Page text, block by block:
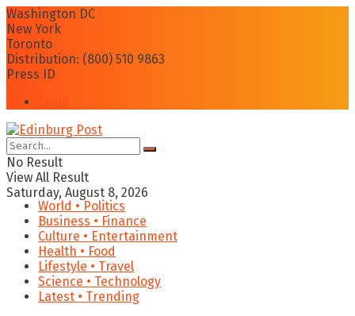
Washington DC
New York
Toronto
Distribution: (800) 510 9863
Press ID
No Result
View All Result
Saturday, August 8, 2026
World • Politics
Business • Finance
Culture • Entertainment
Health • Food
Lifestyle • Travel
Science • Technology
Latest • Trending